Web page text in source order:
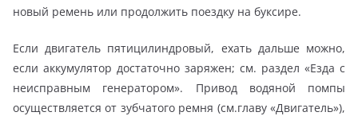
новый ремень или продолжить поездку на буксире.
Если двигатель пятицилиндровый, ехать дальше можно,
если аккумулятор достаточно заряжен; см. раздел «Езда с
неисправным генератором». Привод водяной помпы
осуществляется от зубчатого ремня (см.главу «Двигатель»),